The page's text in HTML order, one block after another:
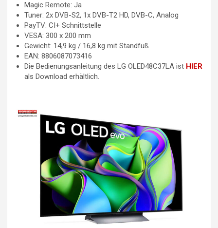
Magic Remote: Ja
Tuner: 2x DVB-S2, 1x DVB-T2 HD, DVB-C, Analog
PayTV: CI+ Schnittstelle
VESA: 300 x 200 mm
Gewicht: 14,9 kg / 16,8 kg mit Standfuß
EAN: 8806087073416
Die Bedienungsanleitung des LG OLED48C37LA ist HIER
als Download erhältlich.